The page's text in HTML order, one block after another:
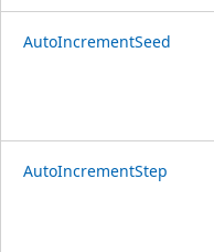
AutoIncrementSeed
AutoIncrementStep